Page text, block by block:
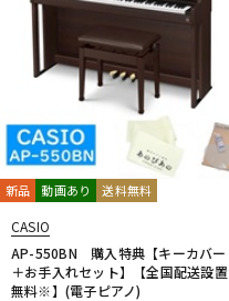
新品 動画あり 送料無料
CASIO
AP-550BN 購入特典【キーカバー
＋お手入れセット】【全国配送設置
無料※】(電子ピアノ)